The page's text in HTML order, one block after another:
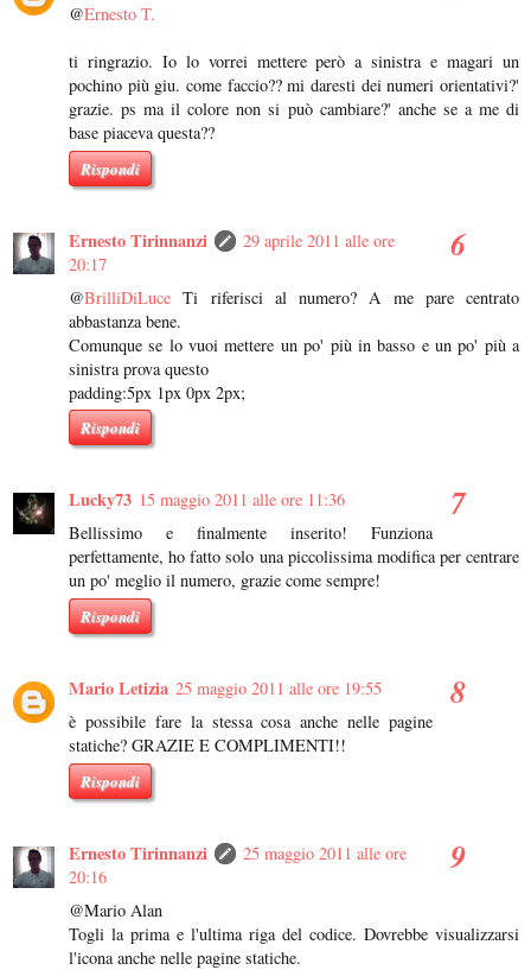
@Ernesto T.
ti ringrazio. Io lo vorrei mettere però a sinistra e magari un
pochino più giu. come faccio?? mi daresti dei numeri orientativi?'
grazie. ps ma il colore non si può cambiare?' anche se a me di
base piaceva questa??
Rispondi
Ernesto Tirinnanzi
29 aprile 2011 alle ore
20:17
@BrilliDiLuce Ti riferisci al numero? A me pare centrato
abbastanza bene.
Comunque se lo vuoi mettere un po' più in basso e un po' più a
sinistra prova questo
padding:5px 1px 0px 2px;
Rispondi
Lucky73 15 maggio 2011 alle ore 11:36
Bellissimo e finalmente inserito! Funziona
perfettamente, ho fatto solo una piccolissima modifica per centrare
un po' meglio il numero, grazie come sempre!
Rispondi
Mario Letizia 25 maggio 2011 alle ore 19:55
è possibile fare la stessa cosa anche nelle pagine
statiche? GRAZIE E COMPLIMENTI!!
Rispondi
Ernesto Tirinnanzi
25 maggio 2011 alle ore
20:16
@Mario Alan
Togli la prima e l'ultima riga del codice. Dovrebbe visualizzarsi
l'icona anche nelle pagine statiche.